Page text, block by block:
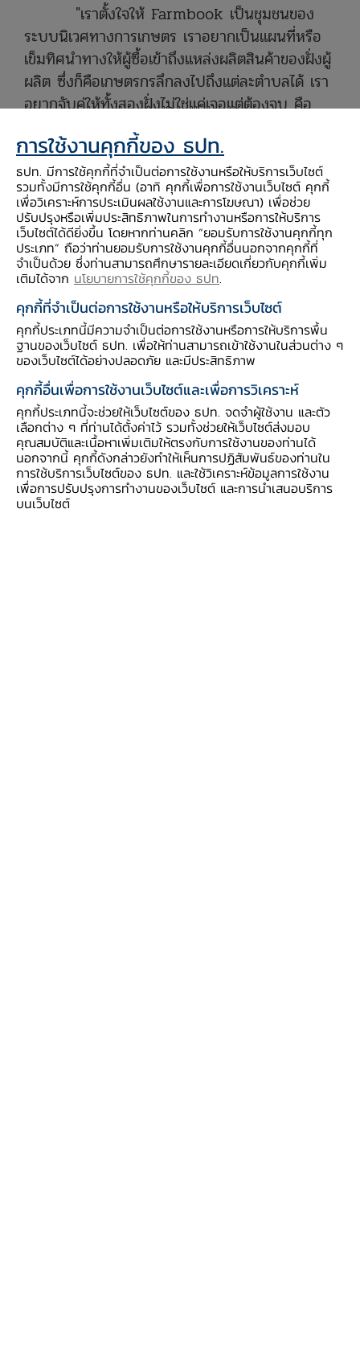
"เราตั้งใจให้ Farmbook เป็นชุมชนของ
ระบบนิเวศทางการเกษตร เราอยากเป็นแผนที่หรือ
เข็มทิศนำทางให้ผู้ซื้อเข้าถึงแหล่งผลิตสินค้าของฝั่งผู้
ผลิต ซึ่งก็คือเกษตรกรลึกลงไปถึงแต่ละตำบลได้ เรา
อยากจับคู่ให้ทั้งสองฝั่งไม่ใช่แค่เจอแต่ต้องจบ คือ
สามารถซื้อขาย ส่งออกสินค้าได้ จุดเด่นของเราจึงอยู่
ที่การสร้างระบบและโซลูชันที่เหมาะกับความต้องการ
ของแต่ละฝั่ง ผ่านการลงไปคลุกคลีและทำความเข้าใจ
ปัญหาของผู้ใช้โดยตรง" คุณธิติพันธ์กล่าว
FarmFinn เข้าถึงแหล่งเงินทุนผ่าน "ค่าความเก่ง"
และโอกาสของผู้มองเห็น
แม้ Farmbook จะสามารถขยายฐานผู้ซื้อ
ไปยังกลุ่มใหม่ ๆ อย่างโมเดิร์นเทรด โรงแรม ร้าน
อาหารได้แล้วก็ตาม แต่ก็ยังพบปัญหาในเรื่องกระแส
เงินสดที่ทำให้เกษตรกรขาดสภาพคล่อง นี่เองจึงเป็น
ที่มาของการพัฒนา FarmFinn ที่มีเป้าหมายหลัก
ให้เกษตรกรสามารถเข้าถึงแหล่งเงินทุนได้ง่ายขึ้น
โดยมีการดำเนินการใน 2 ลักษณะคือหนึ่ง การระดม
การใช้งานคุกกี้ของ ธปท.
ธปท. มีการใช้คุกกี้ที่จำเป็นต่อการใช้งานหรือให้บริการเว็บไซต์
รวมทั้งมีการใช้คุกกี้อื่น (อาทิ คุกกี้เพื่อการใช้งานเว็บไซต์ คุกกี้
เพื่อวิเคราะห์การประเมินผลใช้งานและการโฆษณา) เพื่อช่วย
ปรับปรุงหรือเพิ่มประสิทธิภาพในการทำงานหรือการให้บริการ
เว็บไซต์ได้ดียิ่งขึ้น โดยหากท่านคลิก “ยอมรับการใช้งานคุกกี้ทุก
ประเภท” ถือว่าท่านยอมรับการใช้งานคุกกี้อื่นนอกจากคุกกี้ที่
จำเป็นด้วย ซึ่งท่านสามารถศึกษารายละเอียดเกี่ยวกับคุกกี้เพิ่ม
เติมได้จาก นโยบายการใช้คุกกี้ของ ธปท.
คุกกี้ที่จำเป็นต่อการใช้งานหรือให้บริการเว็บไซต์
คุกกี้ประเภทนี้มีความจำเป็นต่อการใช้งานหรือการให้บริการพื้น
ฐานของเว็บไซต์ ธปท. เพื่อให้ท่านสามารถเข้าใช้งานในส่วนต่าง ๆ
ของเว็บไซต์ได้อย่างปลอดภัย และมีประสิทธิภาพ
คุกกี้อื่นเพื่อการใช้งานเว็บไซต์และเพื่อการวิเคราะห์
คุกกี้ประเภทนี้จะช่วยให้เว็บไซต์ของ ธปท. จดจำผู้ใช้งาน และตัว
เลือกต่าง ๆ ที่ท่านได้ตั้งค่าไว้ รวมทั้งช่วยให้เว็บไซต์ส่งมอบ
คุณสมบัติและเนื้อหาเพิ่มเติมให้ตรงกับการใช้งานของท่านได้
นอกจากนี้ คุกกี้ดังกล่าวยังทำให้เห็นการปฏิสัมพันธ์ของท่านใน
การใช้บริการเว็บไซต์ของ ธปท. และใช้วิเคราะห์ข้อมูลการใช้งาน
เพื่อการปรับปรุงการทำงานของเว็บไซต์ และการนำเสนอบริการ
บนเว็บไซต์